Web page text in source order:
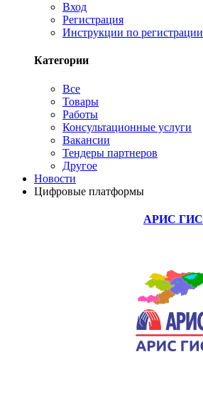
Вход
Регистрация
Инструкции по регистрации
Категории
Все
Товары
Работы
Консультационные услуги
Вакансии
Тендеры партнеров
Другое
Новости
Цифровые платформы
АРИС ГИС